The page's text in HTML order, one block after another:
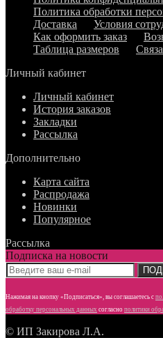
Политика обработки
Доставка
Условия
Как оформить заказ
Таблица размеров
Личный кабинет
Личный кабинет
История заказов
Закладки
Рассылка
Дополнительно
Карта сайта
Распродажа
Новинки
Популярное
Рассылка
Подписка на новости
Нажимая на кнопку «Подписаться», вы соглашаетесь с
обработку персональных данных согласно политики
© ИП Закирова Л.А.